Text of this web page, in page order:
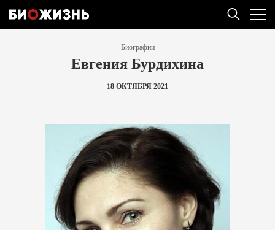
Биографии
Евгения Бурдихина
18 ОКТЯБРЯ 2021